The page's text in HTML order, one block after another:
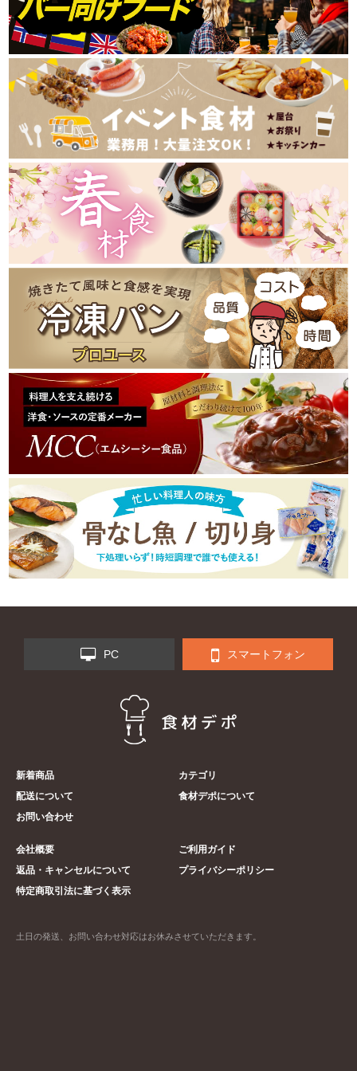
PC スマートフォン
新着商品
カテゴリ
配送について
食材デポについて
お問い合わせ
会社概要
ご利用ガイド
返品・キャンセルについて
プライバシーポリシー
特定商取引法に基づく表示
土日の発送、お問い合わせ対応はお休みさせていただきます。